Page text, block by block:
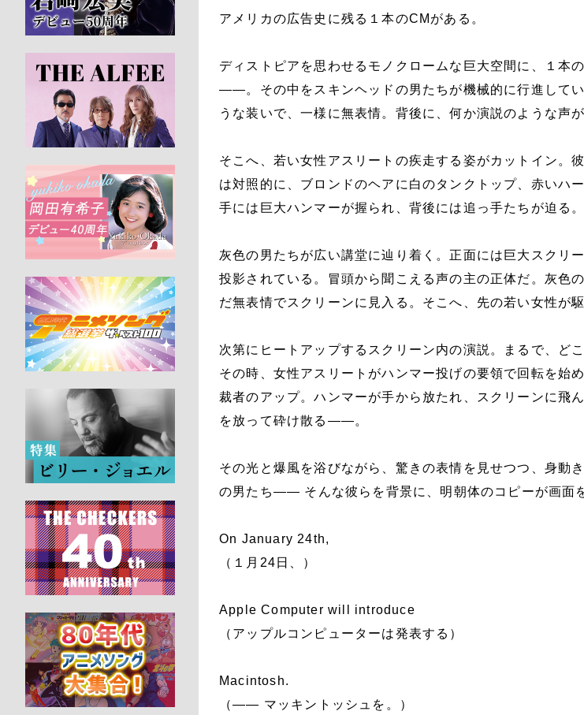
アメリカの広告史に残る１本のCMがある。
ディストピアを思わせるモノクロームな巨大空間に、１本
――。その中をスキンヘッドの男たちが機械的に行進して
うな装いで、一様に無表情。背後に、何か演説のような声が
そこへ、若い女性アスリートの疾走する姿がカットイン。
は対照的に、ブロンドのヘアに白のタンクトップ、赤いハ
手には巨大ハンマーが握られ、背後には追っ手たちが迫る。
灰色の男たちが広い講堂に辿り着く。正面には巨大スクリ
投影されている。冒頭から聞こえる声の主の正体だ。灰色
だ無表情でスクリーンに見入る。そこへ、先の若い女性が
次第にヒートアップするスクリーン内の演説。まるで、ど
その時、女性アスリートがハンマー投げの要領で回転を始
裁者のアップ。ハンマーが手から放たれ、スクリーンに飛
を放って砕け散る――。
その光と爆風を浴びながら、驚きの表情を見せつつ、身動
の男たち―― そんな彼らを背景に、明朝体のコピーが画面
On January 24th,
（１月24日、）
Apple Computer will introduce
（アップルコンピューターは発表する）
Macintosh.
（―― マッキントッシュを。）